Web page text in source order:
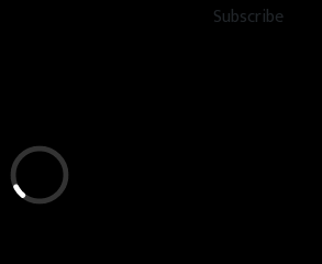
Subscribe